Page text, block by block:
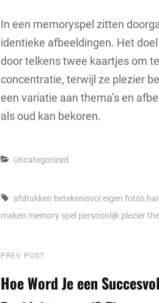
In een memoryspel zitten
identieke afbeeldingen. Het
door telkens twee kaartjes om
concentratie, terwijl ze plezier
een variatie aan thema’s en
als oud kan bekoren.
Categories
Uncategorized
Tags,
afdrukken betekenisvoleigen foto's
maken memory spel persoonlijk plezier
Berichtnavigatie
Previous
Post
PREV POST
Hoe Word Je een